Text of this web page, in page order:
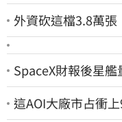
外資砍這檔3.8萬
SpaceX財報後星
這AOI大廠市占衝